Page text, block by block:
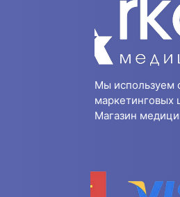
Мы используем
маркетинговых
Магазин